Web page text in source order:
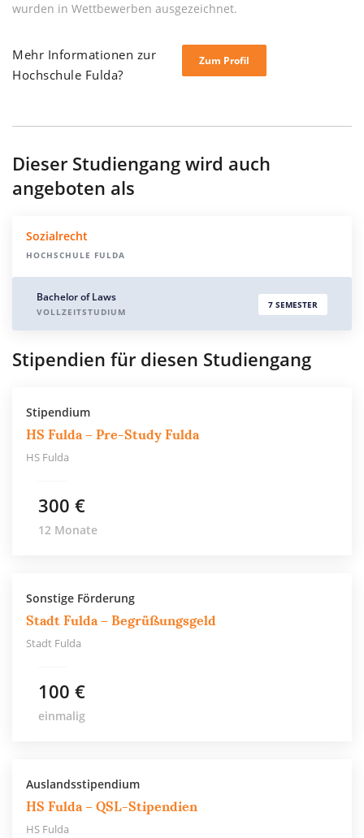
wurden in Wettbewerben ausgezeichnet.
Mehr Informationen zur
Hochschule Fulda?
Zum Profil
Dieser Studiengang wird auch
angeboten als
Sozialrecht
HOCHSCHULE FULDA
Bachelor of Laws
VOLLZEITSTUDIUM
7 SEMESTER
Stipendien für diesen Studiengang
Stipendium
HS Fulda – Pre-Study Fulda
HS Fulda
300 €
12 Monate
Sonstige Förderung
Stadt Fulda – Begrüßungsgeld
Stadt Fulda
100 €
einmalig
Auslandsstipendium
HS Fulda – QSL-Stipendien
HS Fulda